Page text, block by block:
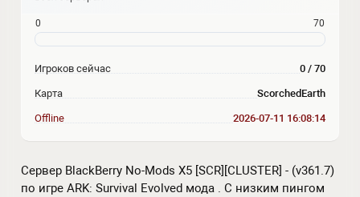
Сервер BlackBerry No-Mods X5 [SCR][CLUSTER] - (v361.7)
по игре ARK: Survival Evolved мода . С низким пингом
0 70
Игроков сейчас 0 / 70
Карта ScorchedEarth
Offline 2026-07-11 16:08:14